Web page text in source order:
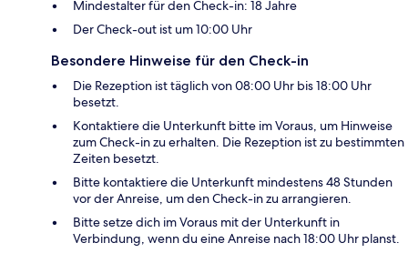
Mindestalter für den Check-in: 18 Jahre
Der Check-out ist um 10:00 Uhr
Besondere Hinweise für den Check-in
Die Rezeption ist täglich von 08:00 Uhr bis 18:00 Uhr
besetzt.
Kontaktiere die Unterkunft bitte im Voraus, um Hinweise
zum Check-in zu erhalten. Die Rezeption ist zu bestimmten
Zeiten besetzt.
Bitte kontaktiere die Unterkunft mindestens 48 Stunden
vor der Anreise, um den Check-in zu arrangieren.
Bitte setze dich im Voraus mit der Unterkunft in
Verbindung, wenn du eine Anreise nach 18:00 Uhr planst.